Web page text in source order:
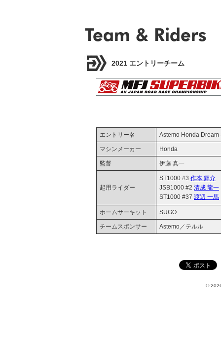
2021 エントリーチーム
エントリー名 Astemo Honda Dream
マシンメーカー Honda
監督 伊藤 真一
起用ライダー
ST1000 #3 作本 輝介
JSB1000 #2 清成 龍一
ST1000 #37 渡辺 一馬
ホームサーキット SUGO
チームスポンサー Astemo／テルル
©